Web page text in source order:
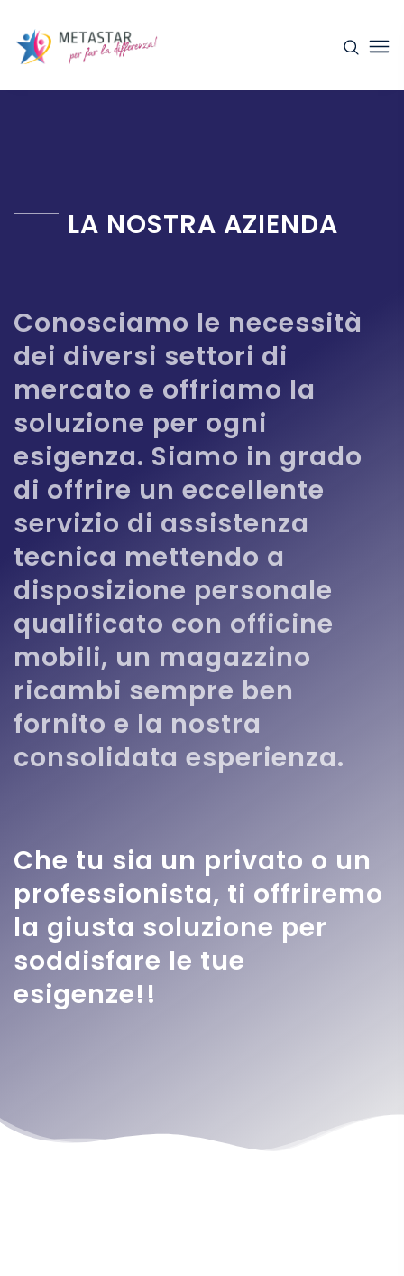
LA NOSTRA AZIENDA
Conosciamo le necessità
dei diversi settori di
mercato e offriamo la
soluzione per ogni
esigenza. Siamo in grado
di offrire un eccellente
servizio di assistenza
tecnica mettendo a
disposizione personale
qualificato con officine
mobili, un magazzino
ricambi sempre ben
fornito e la nostra
consolidata esperienza.
Che tu sia un privato o un
professionista, ti offriremo
la giusta soluzione per
soddisfare le tue
esigenze!!